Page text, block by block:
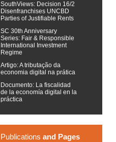
SouthViews: Decision 16/2
Disenfranchises UNCBD
Parties of Justifiable Rents
SC 30th Anniversary
Series: Fair & Responsible
International Investment
Regime
Artigo: A tributação da
economia digital na prática
Documento: La fiscalidad
de la economía digital en la
práctica
Publications and Pages